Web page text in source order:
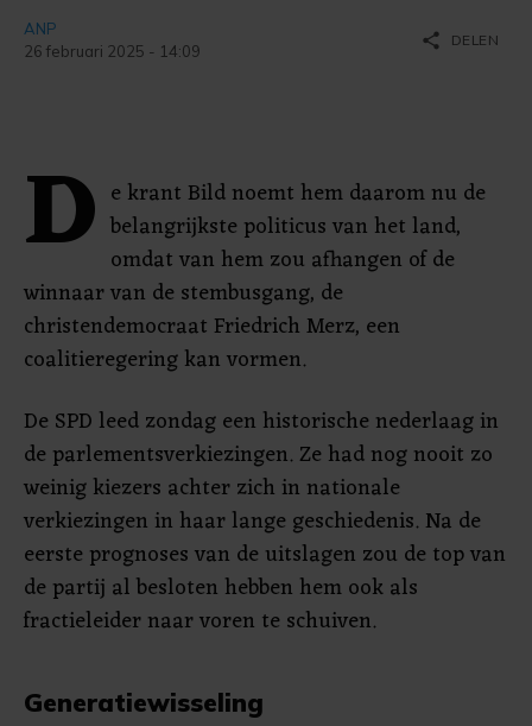
ANP
26 februari 2025 - 14:09
share DELEN
D e krant Bild noemt hem daarom nu de
belangrijkste politicus van het land,
omdat van hem zou afhangen of de
winnaar van de stembusgang, de
christendemocraat Friedrich Merz, een
coalitieregering kan vormen.
De SPD leed zondag een historische nederlaag in
de parlementsverkiezingen. Ze had nog nooit zo
weinig kiezers achter zich in nationale
verkiezingen in haar lange geschiedenis. Na de
eerste prognoses van de uitslagen zou de top van
de partij al besloten hebben hem ook als
fractieleider naar voren te schuiven.
Generatiewisseling